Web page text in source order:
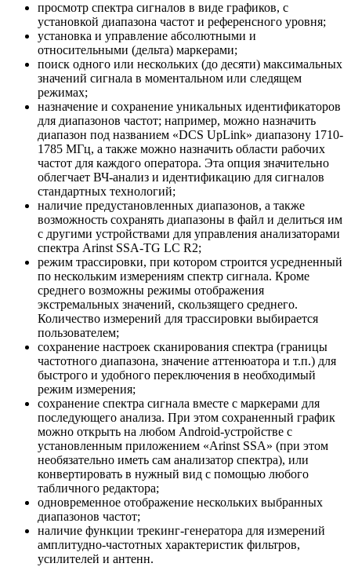
просмотр спектра сигналов в виде графиков, с
установкой диапазона частот и референсного уровня;
установка и управление абсолютными и
относительными (дельта) маркерами;
поиск одного или нескольких (до десяти) максимальных
значений сигнала в моментальном или следящем
режимах;
назначение и сохранение уникальных идентификаторов
для диапазонов частот; например, можно назначить
диапазон под названием «DCS UpLink» диапазону 1710-
1785 МГц, а также можно назначить области рабочих
частот для каждого оператора. Эта опция значительно
облегчает ВЧ-анализ и идентификацию для сигналов
стандартных технологий;
наличие предустановленных диапазонов, а также
возможность сохранять диапазоны в файл и делиться им
с другими устройствами для управления анализаторами
спектра Arinst SSA-TG LC R2;
режим трассировки, при котором строится усредненный
по нескольким измерениям спектр сигнала. Кроме
среднего возможны режимы отображения
экстремальных значений, скользящего среднего.
Количество измерений для трассировки выбирается
пользователем;
сохранение настроек сканирования спектра (границы
частотного диапазона, значение аттенюатора и т.п.) для
быстрого и удобного переключения в необходимый
режим измерения;
сохранение спектра сигнала вместе с маркерами для
последующего анализа. При этом сохраненный график
можно открыть на любом Android-устройстве с
установленным приложением «Arinst SSA» (при этом
необязательно иметь сам анализатор спектра), или
конвертировать в нужный вид с помощью любого
табличного редактора;
одновременное отображение нескольких выбранных
диапазонов частот;
наличие функции трекинг-генератора для измерений
амплитудно-частотных характеристик фильтров,
усилителей и антенн.